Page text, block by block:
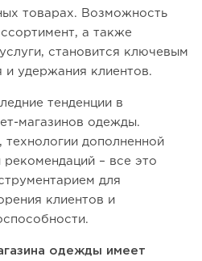
товарах. Возможность
а также
становится ключевым
удержания клиентов.
тенденции в
магазинов одежды.
технологии дополненной
рекомендаций – все это
для
клиентов и
одежды имеет